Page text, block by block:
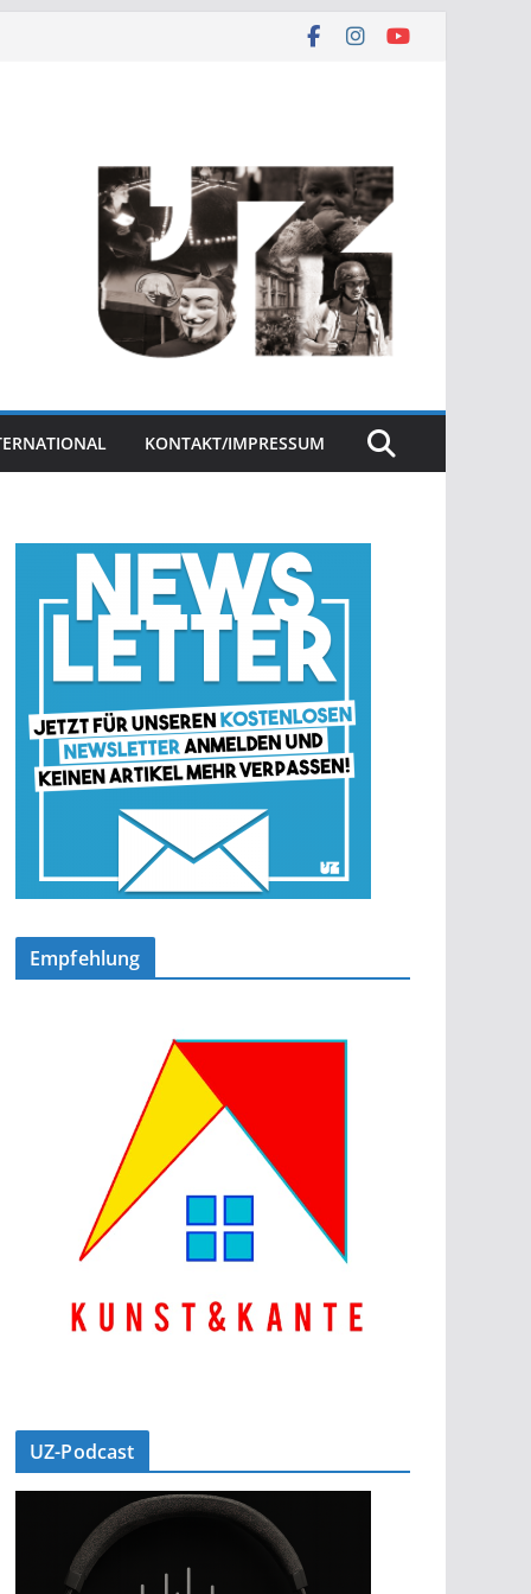
KONTAKT/IMPRESSUM
Empfehlung
UZ-Podcast